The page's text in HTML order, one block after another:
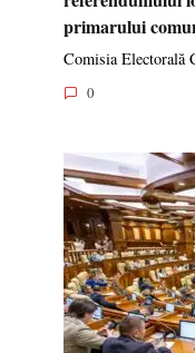
primarului
Comisia Electorală
0